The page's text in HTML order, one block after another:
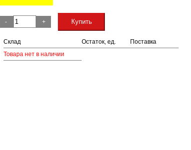
-
+ Купить
Склад Остаток, ед.
Поставка
Товара нет в наличии